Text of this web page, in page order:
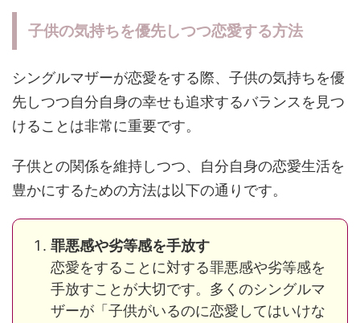
子供の気持ちを優先しつつ恋愛する方法
シングルマザーが恋愛をする際、子供の気持ちを優
先しつつ自分自身の幸せも追求するバランスを見つ
けることは非常に重要です。
子供との関係を維持しつつ、自分自身の恋愛生活を
豊かにするための方法は以下の通りです。
罪悪感や劣等感を手放す
恋愛をすることに対する罪悪感や劣等感を
手放すことが大切です。多くのシングルマ
ザーが「子供がいるのに恋愛してはいけな